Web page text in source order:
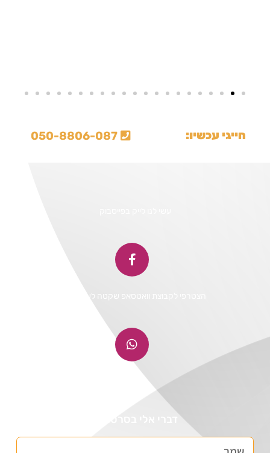
חייגי עכשיו: 
050-8806-087
הצטרפי לקבוצת וואטסאפ שקטה לעדכונים